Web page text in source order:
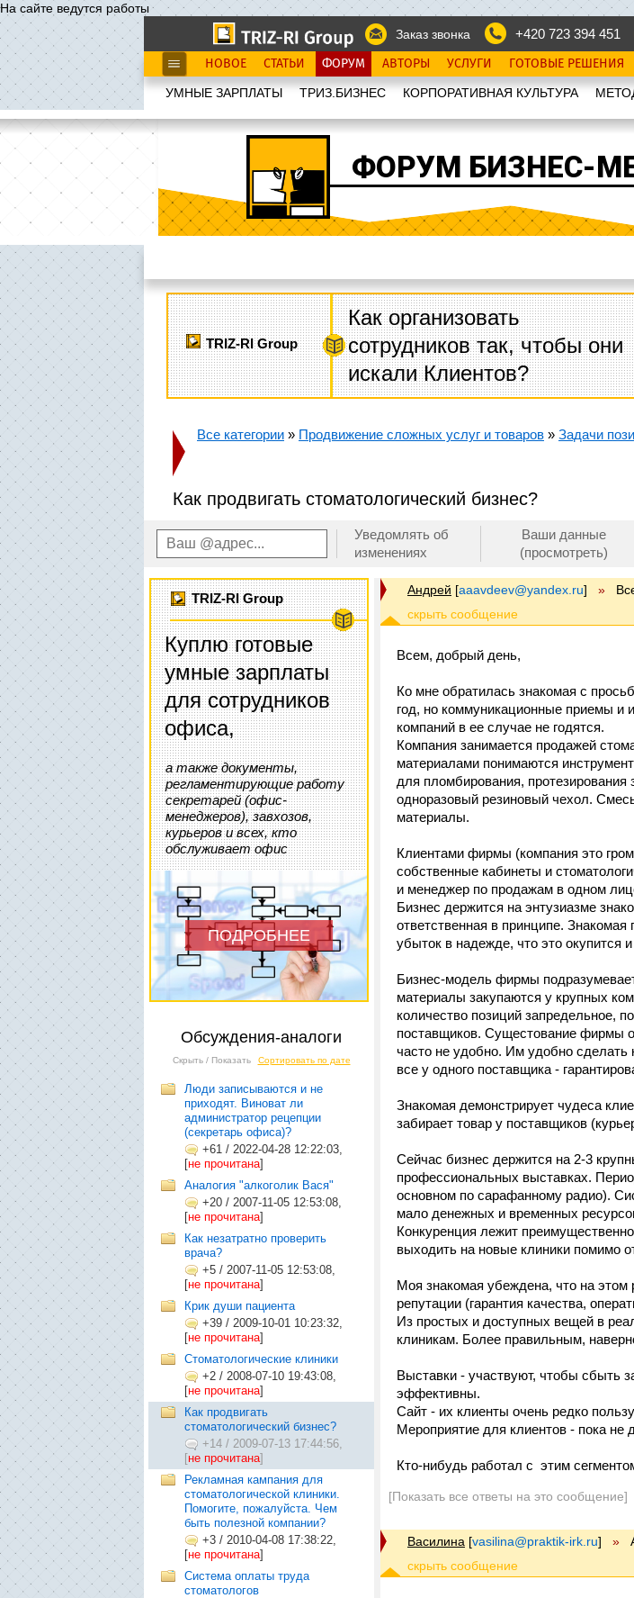
На сайте ведутся работы
Заказ звонка
+420 723 394 451
НОВОЕ СТАТЬИ ФОРУМ АВТОРЫ УСЛУГИ ГОТОВЫЕ РЕШЕНИЯ
УМНЫЕ ЗАРПЛАТЫ ТРИЗ.БИЗНЕС КОРПОРАТИВНАЯ КУЛЬТУРА
ФОРУМ БИЗНЕС-
TRIZ-RI Group
Как организовать
сотрудников так, чтобы они
искали Клиентов?
Все категории » Продвижение сложных услуг и товаров » Задачи
Как продвигать стоматологический бизнес?
Уведомлять об
изменениях
Ваши данные
(просмотреть)
TRIZ-RI Group
Куплю готовые
умные зарплаты
для сотрудников
офиса,
а также документы,
регламентирующие работу
секретарей (офис-
менеджеров), завхозов,
курьеров и всех, кто
обслуживает офис
ПОДРОБНЕЕ
Обсуждения-аналоги
Скрыть / Показать Сортировать по дате
Люди записываются и не
приходят. Виноват ли
администратор рецепции
(секретарь офиса)?
+61 / 2022-04-28 12:22:03,
[не прочитана]
Аналогия "алкоголик Вася"
+20 / 2007-11-05 12:53:08,
[не прочитана]
Как незатратно проверить
врача?
+5 / 2007-11-05 12:53:08,
[не прочитана]
Крик души пациента
+39 / 2009-10-01 10:23:32,
[не прочитана]
Стоматологические клиники
+2 / 2008-07-10 19:43:08,
[не прочитана]
Как продвигать
стоматологический бизнес?
+14 / 2009-07-13 17:44:56,
[не прочитана]
Рекламная кампания для
стоматологической клиники.
Помогите, пожалуйста. Чем
быть полезной компании?
+3 / 2010-04-08 17:38:22,
[не прочитана]
Система оплаты труда
стоматологов
Андрей [aaavdeev@yandex.ru] »
Всем, добрый день,
Ко мне обратилась знакомая с
год, но коммуникационные приемы и
компаний в ее случае не годятся.
Компания занимается продажей
материалами понимаются
для пломбирования, протезирования
одноразовый резиновый чехол.
материалы.
Клиентами фирмы (компания это
собственные кабинеты и
и менеджер по продажам в одном
Бизнес держится на энтузиазме
ответственная в принципе.
убыток в надежде, что это окупится
Бизнес-модель фирмы
материалы закупаются у крупных
количество позиций запредельное,
поставщиков. Сущестование фирмы
часто не удобно. Им удобно сделать
все у одного поставщика -
Знакомая демонстрирует чудеса
забирает товар у поставщиков
Сейчас бизнес держится на 2-3
профессиональных выставках.
основном по сарафанному радио).
мало денежных и временных
Конкуренция лежит
выходить на новые клиники помимо
Моя знакомая убеждена, что на этом
репутации (гарантия качества,
Из простых и доступных вещей в
клиникам. Более правильным,
Выставки - участвуют, чтобы сбыть
эффективны.
Сайт - их клиенты очень редко
Мероприятие для клиентов - пока не
Кто-нибудь работал с этим
[Показать все ответы на это сообщение]
Василина [vasilina@praktik-irk.ru] »